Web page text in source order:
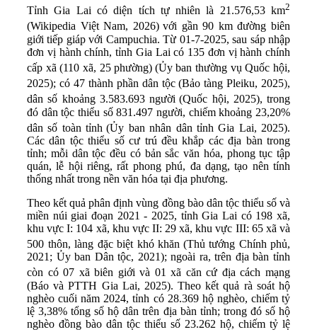
Tỉnh Gia Lai có diện tích tự nhiên là 21.576,53 km2
(Wikipedia Việt Nam, 2026) với gần 90 km đường biên
giới tiếp giáp với Campuchia. Từ 01-7-2025, sau sáp nhập
đơn vị hành chính, tỉnh Gia Lai có 135 đơn vị hành chính
cấp xã (110 xã, 25 phường) (Ủy ban thường vụ Quốc hội,
2025); có 47 thành phần dân tộc (Bảo tàng Pleiku, 2025),
dân số khoảng 3.583.693 người (Quốc hội, 2025), trong
đó dân tộc thiểu số 831.497 người, chiếm khoảng 23,20%
dân số toàn tỉnh (Ủy ban nhân dân tỉnh Gia Lai, 2025).
Các dân tộc thiểu số cư trú đều khắp các địa bàn trong
tỉnh; mỗi dân tộc đều có bản sắc văn hóa, phong tục tập
quán, lễ hội riêng, rất phong phú, đa dạng, tạo nên tính
thống nhất trong nền văn hóa tại địa phương.
Theo kết quả phân định vùng đồng bào dân tộc thiểu số và
miền núi giai đoạn 2021 - 2025, tỉnh Gia Lai có 198 xã,
khu vực I: 104 xã, khu vực II: 29 xã, khu vực III: 65 xã và
500 thôn, làng đặc biệt khó khăn (Thủ tướng Chính phủ,
2021; Ủy ban Dân tộc, 2021); ngoài ra, trên địa bàn tỉnh
còn có 07 xã biên giới và 01 xã căn cứ địa cách mạng
(Báo và PTTH Gia Lai, 2025). Theo kết quả rà soát hộ
nghèo cuối năm 2024, tỉnh có 28.369 hộ nghèo, chiếm tỷ
lệ 3,38% tổng số hộ dân trên địa bàn tỉnh; trong đó số hộ
nghèo đồng bào dân tộc thiểu số 23.262 hộ, chiếm tỷ lệ